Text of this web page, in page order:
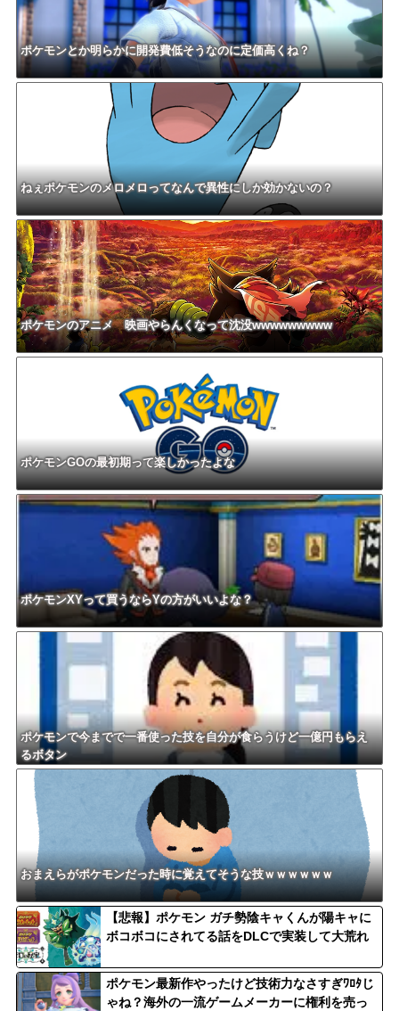
ポケモンとか明らかに開発費低そうなのに定価高くね？
ねぇポケモンのメロメロってなんで異性にしか効かないの？
ポケモンのアニメ 映画やらんくなって沈没wwwwwwwww
ポケモンGOの最初期って楽しかったよな
ポケモンXYって買うならYの方がいいよな？
ポケモンで今までで一番使った技を自分が食らうけど一億円もらえ
るボタン
おまえらがポケモンだった時に覚えてそうな技ｗｗｗｗｗｗ
【悲報】ポケモン ガチ勢陰キャくんが陽キャに
ボコボコにされてる話をDLCで実装して大荒れ
ポケモン最新作やったけど技術力なさすぎﾜﾛﾀじ
ゃね？海外の一流ゲームメーカーに権利を売っ